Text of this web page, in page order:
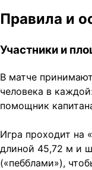
Правила и
Участники и
В матче
человека в
помощник
Игра проходит на
длиной 45,72 м и
(«пебблами»),